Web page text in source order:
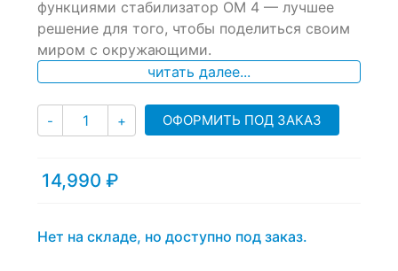
ratings
функциями стабилизатор OM 4 — лучшее
решение для того, чтобы поделиться своим
миром с окружающими.
читать далее...
- Количество
+ ОФОРМИТЬ ПОД ЗАКАЗ
14,990 ₽
Нет на складе, но доступно под заказ.